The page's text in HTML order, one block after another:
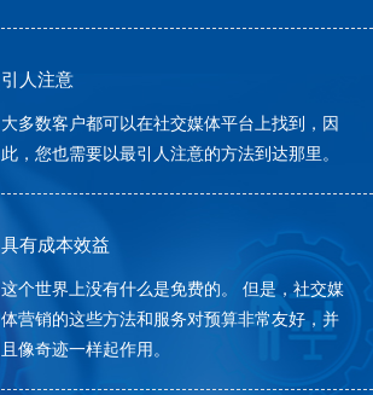
引人注意
大多数客户都可以在社交媒体平台上找到，因
此，您也需要以最引人注意的方法到达那里。
具有成本效益
这个世界上没有什么是免费的。 但是，社交媒
体营销的这些方法和服务对预算非常友好，并
且像奇迹一样起作用。